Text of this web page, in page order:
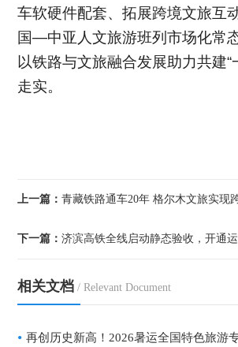
车软硬件配套、拓展跨境文旅互
国—中亚人文旅游班列市场化常
以铁路与文旅融合发展助力共建“
走实。
上一篇：青藏铁路通车20年 格尔木文旅实现
下一篇：济滨高铁全线启动静态验收，开通运营迈
相关文档 / Relevant Document